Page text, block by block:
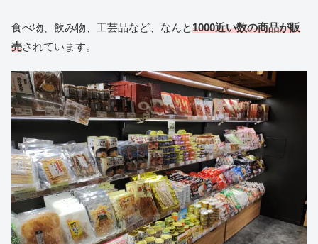
食べ物、飲み物、工芸品など、なんと1000近い数の商品が販
売されています。